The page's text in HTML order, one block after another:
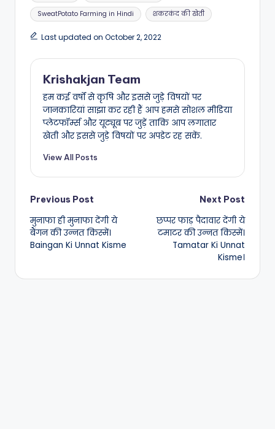
SweatPotato Farming in Hindi शकरकंद की खेती
Last updated on October 2, 2022
Krishakjan Team
हम कई वर्षों से कृषि और इससे जुड़े विषयों पर
जानकारियां साझा कर रही हैं आप हमसे सोशल मीडिया
प्लेटफॉर्म्स और यूट्यूब पर जुड़ें ताकि आप लगातार
खेती और इससे जुड़े विषयों पर अपडेट रह सकें.
View All Posts
Post
navigation
Previous Post
मुनाफा ही मुनाफा देंगी ये
बैंगन की उन्नत किस्में।
Baingan Ki Unnat Kisme
Next Post
छप्पर फाड़ पैदावार देंगी ये
टमाटर की उन्नत किस्में।
Tamatar Ki Unnat
Kisme।